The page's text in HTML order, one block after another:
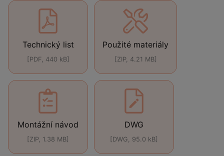
Technický list
[PDF, 440 kB]
Použité materiály
[ZIP, 4.21 MB]
Montážní návod
[ZIP, 1.38 MB]
DWG
[DWG, 95.0 kB]